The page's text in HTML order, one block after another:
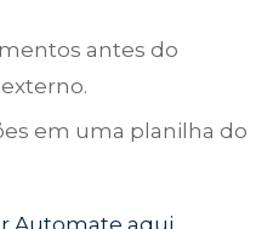
antes do
em uma planilha do